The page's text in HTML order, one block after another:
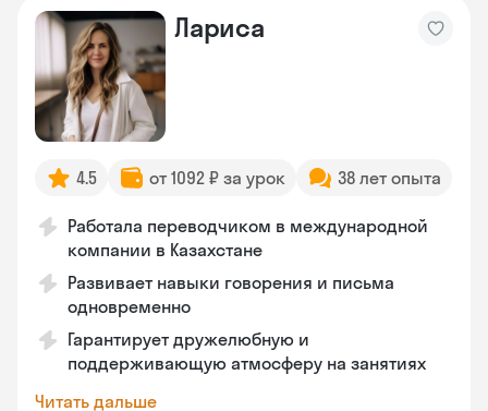
Лариса
4.5 от 1092 ₽ за урок 38 лет опыта
Работала переводчиком в международной
компании в Казахстане
Развивает навыки говорения и письма
одновременно
Гарантирует дружелюбную и
поддерживающую атмосферу на занятиях
Читать дальше